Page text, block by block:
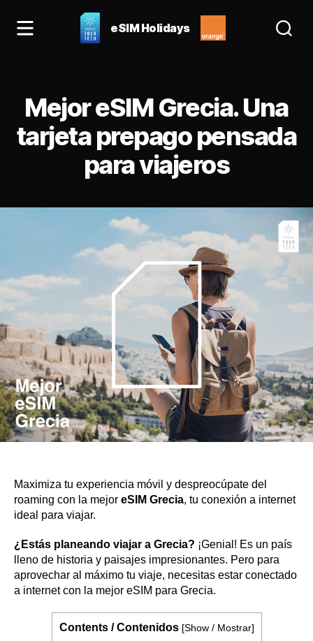
mejores
para
España
y
eSIM Holidays
Mejor eSIM Grecia. Una
tarjeta prepago pensada
para viajeros
Maximiza tu experiencia móvil y despreocúpate del
roaming con la mejor eSIM Grecia, tu conexión a internet
ideal para viajar.
¿Estás planeando viajar a Grecia? ¡Genial! Es un país
lleno de historia y paisajes impresionantes. Pero para
aprovechar al máximo tu viaje, necesitas estar conectado
a internet con la mejor eSIM para Grecia.
Contents / Contenidos [Show / Mostrar]